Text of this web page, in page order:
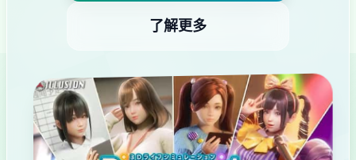
了解更多